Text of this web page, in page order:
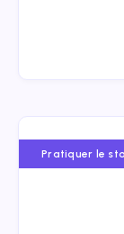
Pratiquer le